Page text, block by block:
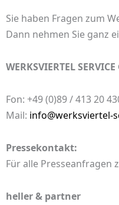
Sie haben Fragen zum
Dann nehmen Sie ganz
WERKSVIERTEL
Fon: +49 (0)89 / 413 20
Mail: info@werksviertel-
Pressekontakt:
Für alle Presseanfragen
heller & partner